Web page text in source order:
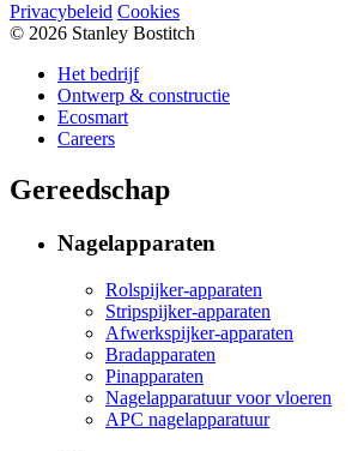
Privacybeleid Cookies
© 2026 Stanley Bostitch
Het bedrijf
Ontwerp & constructie
Ecosmart
Careers
Gereedschap
Nagelapparaten
Rolspijker-apparaten
Stripspijker-apparaten
Afwerkspijker-apparaten
Bradapparaten
Pinapparaten
Nagelapparatuur voor vloeren
APC nagelapparatuur